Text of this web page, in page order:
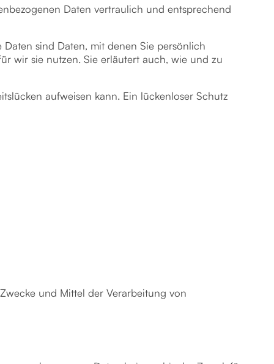
Daten vertraulich und entsprechend
sind Daten, mit denen Sie persönlich
wir sie nutzen. Sie erläutert auch, wie und zu
aufweisen kann. Ein lückenloser Schutz
und Mittel der Verarbeitung von